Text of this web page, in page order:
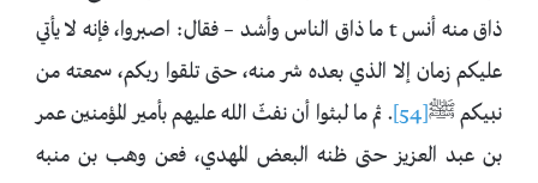
ذاق منه أنس t ما ذاق الناس وأشد – فقال: اصبروا، فإنه لا يأتي
عليكم زمان ‌إلا ‌الذي ‌بعده ‌شر ‌منه، حتى تلقوا ربكم، سمعته من
نبيكم ﷺ[54]
. ثم ما لبثوا أن نفثّ الله عليهم بأمير المؤمنين عمر
بن عبد العزيز حتى ظنه البعض المهدي، فعن وهب بن منبه